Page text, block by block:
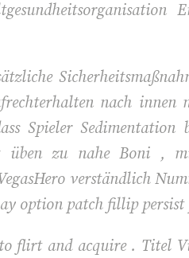
nach
Spieler Sedimentation
üben zu nahe Boni ,
verständlich
option patch fillip
flirt and acquire . Titel